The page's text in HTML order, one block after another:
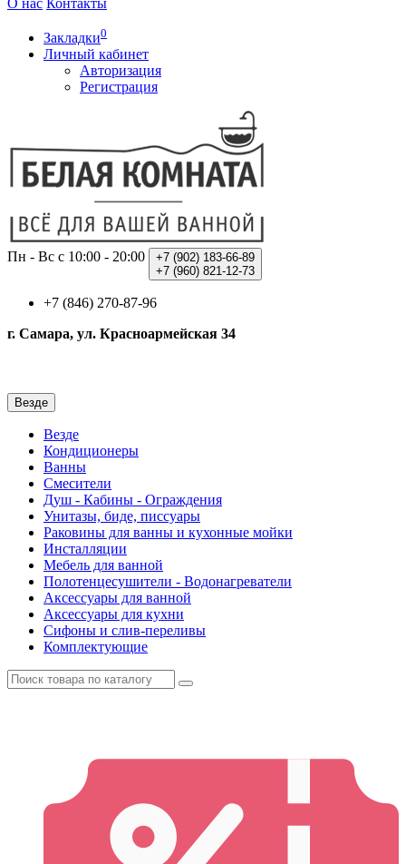
О нас Контакты
Закладки0
Личный кабинет
Авторизация
Регистрация
Пн - Вс с 10:00 - 20:00 +7 (902) 183-66-89
+7 (960) 821-12-73
+7 (846) 270-87-96
г. Самара, ул. Красноармейская 34
Везде
Везде
Кондиционеры
Ванны
Смесители
Душ - Кабины - Ограждения
Унитазы, биде, писсуары
Раковины для ванны и кухонные мойки
Инсталляции
Мебель для ванной
Полотенцесушители - Водонагреватели
Аксессуары для ванной
Аксессуары для кухни
Сифоны и слив-переливы
Комплектующие